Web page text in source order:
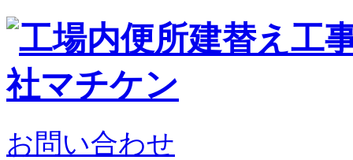
お問い合わせ